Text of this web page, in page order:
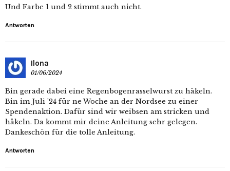
Und Farbe 1 und 2 stimmt auch nicht.
Antworten
Ilona
01/06/2024
Bin gerade dabei eine Regenbogenrasselwurst zu häkeln.
Bin im Juli ’24 für ne Woche an der Nordsee zu einer
Spendenaktion. Dafür sind wir weibsen am stricken und
häkeln. Da kommt mir deine Anleitung sehr gelegen.
Dankeschön für die tolle Anleitung.
Antworten